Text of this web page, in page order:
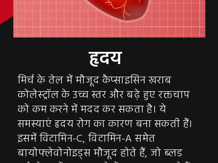
हृदय
मिर्च के तेल में मौजूद कैप्साइसिन खराब
कोलेस्ट्रॉल के उच्च स्तर और बढ़े हुए रक्तचाप
को कम करने में मदद कर सकता है। ये
समस्याएं हृदय रोग का कारण बना सकती हैं।
इसमें विटामिन-C, विटामिन-A समेत
बायोफ्लेवोनोइड्स मौजूद होते हैं, जो ब्लड